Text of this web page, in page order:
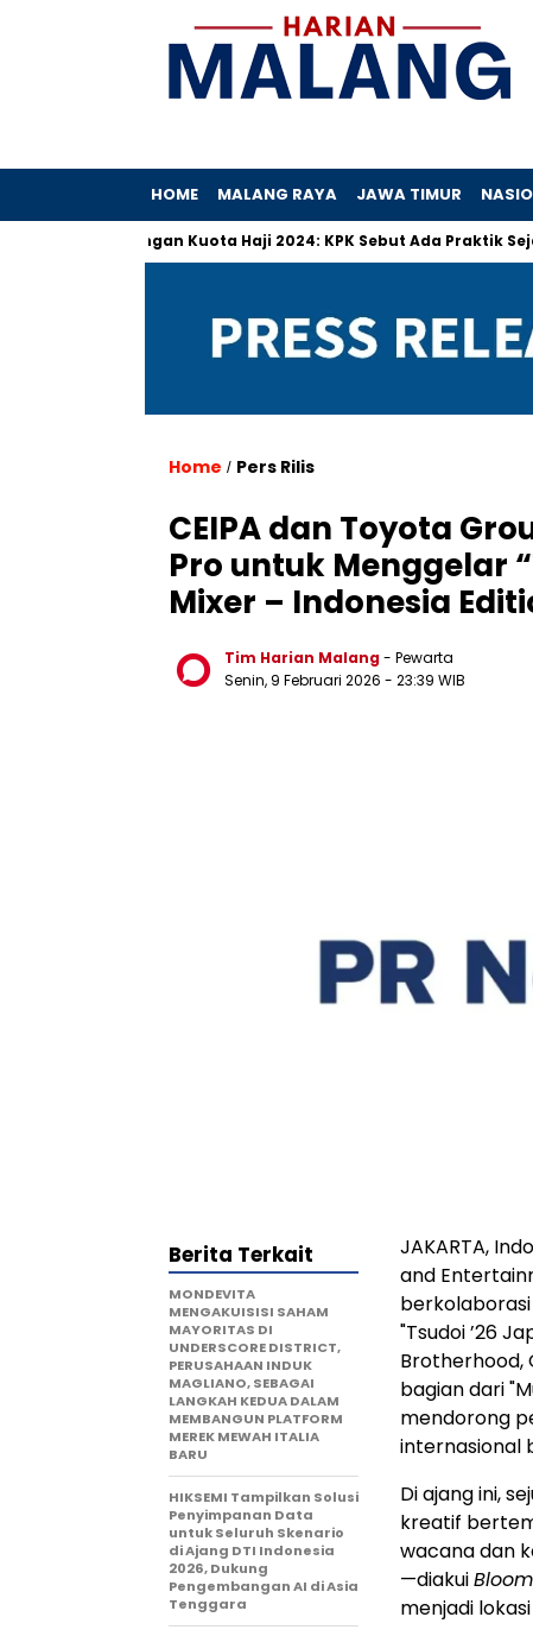
HOME MALANG RAYA JAWA TIMUR
Kuota Haji 2024: KPK Sebut Ada Praktik Sejak Dulu
Home / Pers Rilis
CEIPA dan Toyota
Pro untuk Menggelar
Mixer – Indonesia
Tim Harian Malang- Pewarta
Senin, 9 Februari 2026 - 23:39 WIB
JAKARTA,
and
"Tsudoi ’26
Brotherhood,
bagian dari
mendorong
internasional
Di ajang ini,
kreatif
wacana dan
—diakui
menjadi
Berita Terkait
MONDEVITA
MENGAKUISISI SAHAM
MAYORITAS DI
UNDERSCORE DISTRICT,
PERUSAHAAN INDUK
MAGLIANO, SEBAGAI
LANGKAH KEDUA DALAM
MEMBANGUN PLATFORM
MEREK MEWAH ITALIA
BARU
HIKSEMI Tampilkan Solusi
Penyimpanan Data
untuk Seluruh Skenario
di Ajang DTI Indonesia
2026, Dukung
Pengembangan AI di Asia
Tenggara